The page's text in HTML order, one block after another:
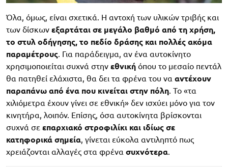
Όλα, όμως, είναι σχετικά. Η αντοχή των υλικών τριβής και
των δίσκων εξαρτάται σε μεγάλο βαθμό από τη χρήση,
το στυλ οδήγησης, το πεδίο δράσης και πολλές ακόμα
παραμέτρους. Για παράδειγμα, αν ένα αυτοκίνητο
χρησιμοποιείται συχνά στην εθνική όπου το μεσαίο πεντάλ
θα πατηθεί ελάχιστα, θα δει τα φρένα του να αντέχουν
παραπάνω από ένα που κινείται στην πόλη. Το «τα
χιλιόμετρα έχουν γίνει σε εθνική» δεν ισχύει μόνο για τον
κινητήρα, λοιπόν. Επίσης, όσα αυτοκίνητα βρίσκονται
συχνά σε επαρχιακό στροφιλίκι και ιδίως σε
κατηφορικά σημεία, γίνεται εύκολα αντιληπτό πως
χρειάζονται αλλαγές στα φρένα συχνότερα.